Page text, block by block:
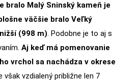
bralo Malý Sninský kameň je
väčšie bralo Veľký
(998 m). Podobne je to aj s
Aj keď má pomenovanie
vrchol sa nachádza v okrese
však vzdialený približne len 7